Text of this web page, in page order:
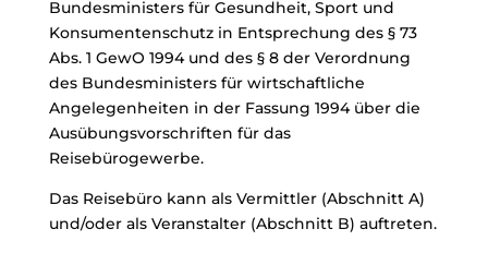
Bundesministers für Gesundheit, Sport und
Konsumentenschutz in Entsprechung des § 73
Abs. 1 GewO 1994 und des § 8 der Verordnung
des Bundesministers für wirtschaftliche
Angelegenheiten in der Fassung 1994 über die
Ausübungsvorschriften für das
Reisebürogewerbe.
Das Reisebüro kann als Vermittler (Abschnitt A)
und/oder als Veranstalter (Abschnitt B) auftreten.